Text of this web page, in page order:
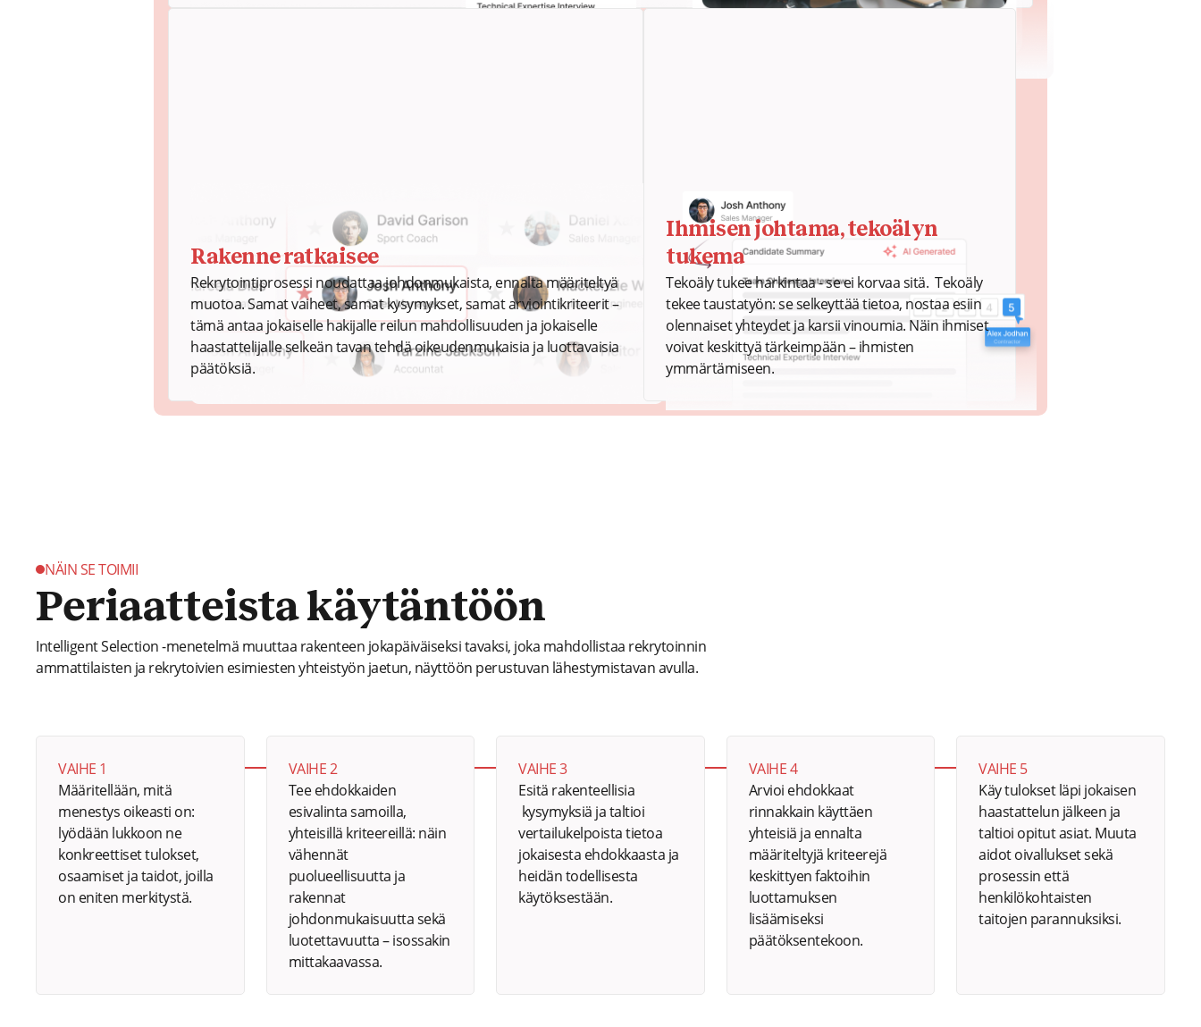
Rakenne ratkaisee
Rekrytointiprosessi noudattaa johdonmukaista, ennalta määriteltyä
muotoa. Samat vaiheet, samat kysymykset, samat arviointikriteerit –
tämä antaa jokaiselle hakijalle reilun mahdollisuuden ja jokaiselle
haastattelijalle selkeän tavan tehdä oikeudenmukaisia ja luottavaisia
päätöksiä.
Ihmisen johtama, tekoälyn
tukema
Tekoäly tukee harkintaa - se ei korvaa sitä. Tekoäly
tekee taustatyön: se selkeyttää tietoa, nostaa esiin
olennaiset yhteydet ja karsii vinoumia. Näin ihmiset
voivat keskittyä tärkeimpään – ihmisten
ymmärtämiseen.
NÄIN SE TOIMII
Periaatteista käytäntöön
Intelligent Selection -menetelmä muuttaa rakenteen jokapäiväiseksi tavaksi, joka mahdollistaa rekrytoinnin
ammattilaisten ja rekrytoivien esimiesten yhteistyön jaetun, näyttöön perustuvan lähestymistavan avulla.
VAIHE 1
Määritellään, mitä
menestys oikeasti on:
lyödään lukkoon ne
konkreettiset tulokset,
osaamiset ja taidot, joilla
on eniten merkitystä.
VAIHE 2
Tee ehdokkaiden
esivalinta samoilla,
yhteisillä kriteereillä: näin
vähennät
puolueellisuutta ja
rakennat
johdonmukaisuutta sekä
luotettavuutta – isossakin
mittakaavassa.
VAIHE 3
Esitä rakenteellisia
kysymyksiä ja taltioi
vertailukelpoista tietoa
jokaisesta ehdokkaasta ja
heidän todellisesta
käytöksestään.
VAIHE 4
Arvioi ehdokkaat
rinnakkain käyttäen
yhteisiä ja ennalta
määriteltyjä kriteerejä
keskittyen faktoihin
luottamuksen
lisäämiseksi
päätöksentekoon.
VAIHE 5
Käy tulokset läpi jokaisen
haastattelun jälkeen ja
taltioi opitut asiat. Muuta
aidot oivallukset sekä
prosessin että
henkilökohtaisten
taitojen parannuksiksi.